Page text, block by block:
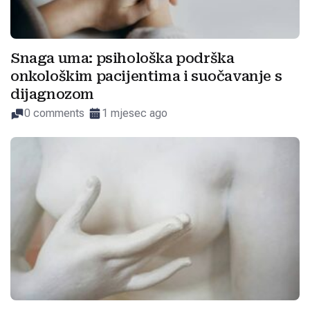
Snaga uma: psihološka podrška
onkološkim pacijentima i suočavanje s
dijagnozom
0 comments 1 mjesec ago